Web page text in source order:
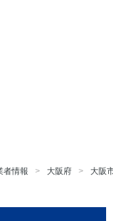
者情報 大阪府 大阪